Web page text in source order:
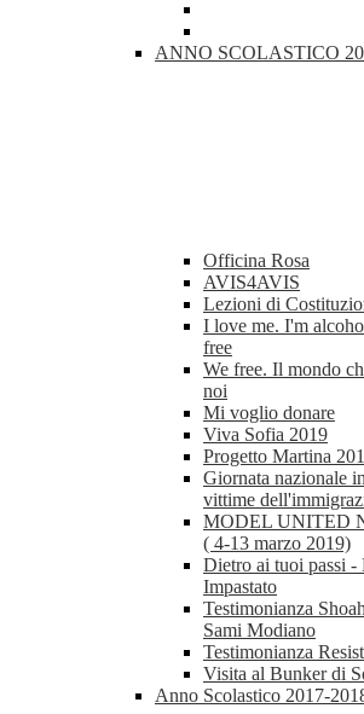
ANNO SCOLASTICO
Officina Rosa
AVIS4AVIS
Lezioni di
I love me. I'm
free
We free. Il mondo
noi
Mi voglio donare
Viva Sofia 2019
Progetto Martina
Giornata nazionale
vittime
MODEL UNITED
( 4-13 marzo 2019)
Dietro ai tuoi passi -
Impastato
Testimonianza
Sami Modiano
Testimonianza
Visita al Bunker di
Anno Scolastico 2017-